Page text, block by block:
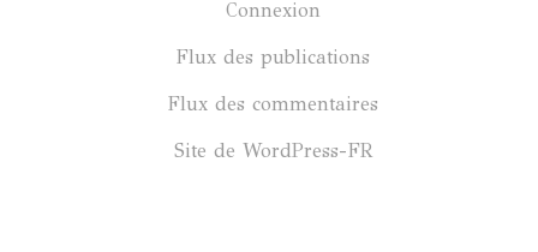
Connexion
Flux des publications
Flux des commentaires
Site de WordPress-FR